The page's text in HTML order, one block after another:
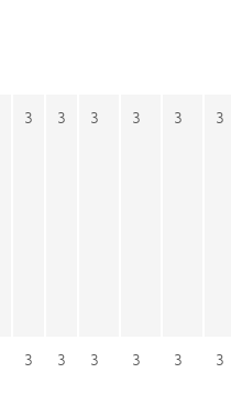
3 3 3 3 3 3
3 3 3 3 3 3